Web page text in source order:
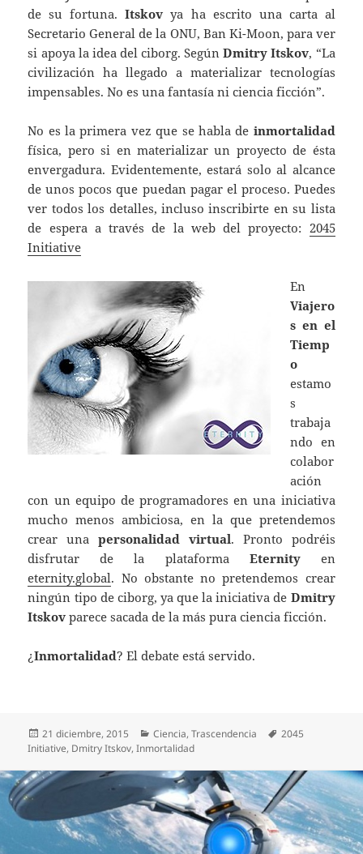
de su fortuna.Itskov ya ha escrito una carta al
Secretario General de la ONU, Ban Ki-Moon, para ver
si apoya la idea del ciborg. SegúnDmitry Itskov, “La
civilización ha llegado a materializar tecnologías
impensables. No es una fantasía ni ciencia ficción”.
No es la primera vez que se habla de inmortalidad
física, pero si en materializar un proyecto de ésta
envergadura. Evidentemente, estará solo al alcance
de unos pocos que puedan pagar el proceso. Puedes
ver todos los detalles, incluso inscribirte en su lista
de espera a través de la web del proyecto: 2045
Initiative
En
Viajero
s en el
Tiemp
o
estamo
s
trabaja
ndo en
colabor
ación
con un equipo de programadores en una iniciativa
mucho menos ambiciosa, en la que pretendemos
crear unapersonalidad virtual. Pronto podréis
disfrutar de la plataforma Eternityen
eternity.global. No obstante no pretendemos crear
ningún tipo de ciborg, ya que la iniciativa de Dmitry
Itskov parece sacada de la más pura ciencia ficción.
¿Inmortalidad? El debate está servido.
Publicado
el
21 diciembre, 2015 Categorías
Ciencia,Trascendencia Etiquetas
2045
Initiative, Dmitry Itskov,Inmortalidad